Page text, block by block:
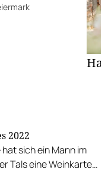
2022
sich ein Mann im
Tals eine Weinkarte